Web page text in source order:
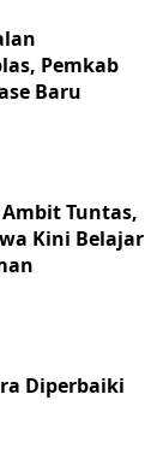
Pemkab
Baru
Tuntas,
Kini Belajar
Diperbaiki